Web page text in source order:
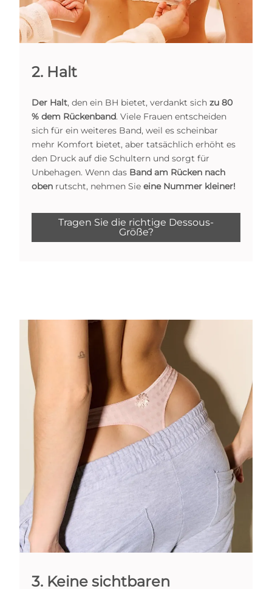
2. Halt
Der Halt, den ein BH bietet, verdankt sich zu 80
% dem Rückenband. Viele Frauen entscheiden
sich für ein weiteres Band, weil es scheinbar
mehr Komfort bietet, aber tatsächlich erhöht es
den Druck auf die Schultern und sorgt für
Unbehagen. Wenn das Band am Rücken nach
oben rutscht, nehmen Sie eine Nummer kleiner!
Tragen Sie die richtige Dessous-
Größe?
3. Keine sichtbaren